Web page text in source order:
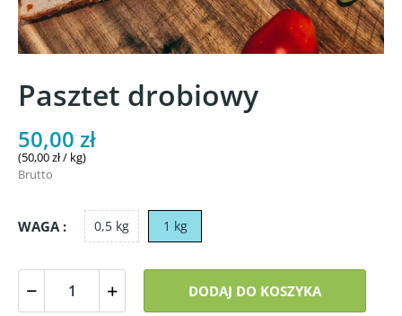
Pasztet drobiowy
50,00 zł
(50,00 zł / kg)
Brutto
WAGA : 0,5 kg 1 kg
DODAJ DO KOSZYKA